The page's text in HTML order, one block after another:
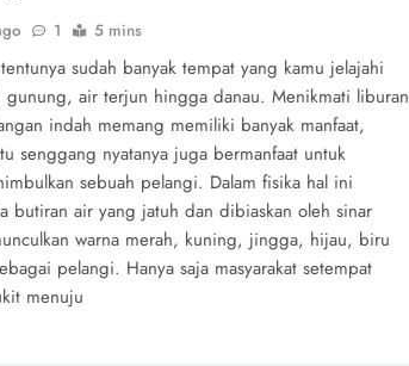
1 5 mins
sudah banyak tempat yang kamu jelajahi
air terjun hingga danau. Menikmati liburan
indah memang memiliki banyak manfaat,
senggang nyatanya juga bermanfaat untuk
sebuah pelangi. Dalam fisika hal ini
butiran air yang jatuh dan dibiaskan oleh sinar
warna merah, kuning, jingga, hijau, biru
pelangi. Hanya saja masyarakat setempat
menuju